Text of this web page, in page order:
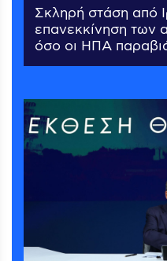
Σκληρή στάση από
επανεκκίνηση των
όσο οι ΗΠΑ